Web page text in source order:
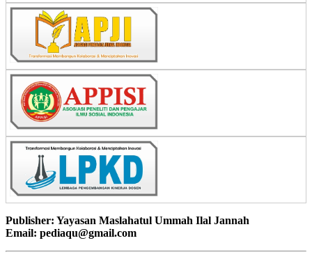
Publisher: Yayasan Maslahatul Ummah Ilal Jannah
Email: pediaqu@gmail.com